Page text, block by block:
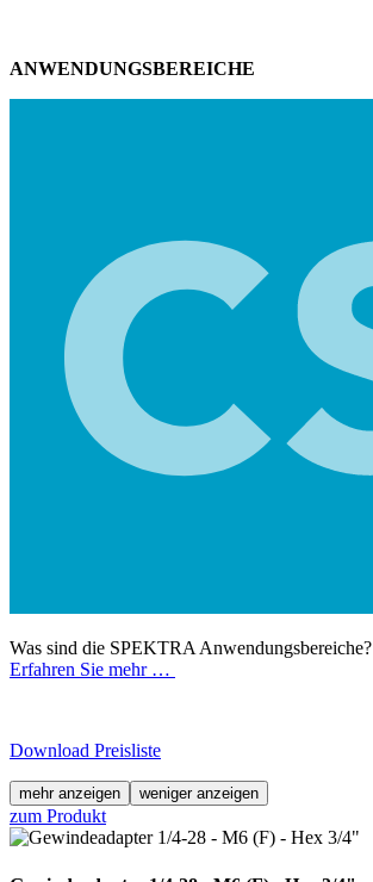
ANWENDUNGSBEREICHE
Was sind die SPEKTRA Anwendungsbereiche?
Erfahren Sie mehr …
Download Preisliste
mehr anzeigen weniger anzeigen
zum Produkt